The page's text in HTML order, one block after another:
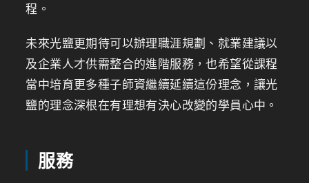
程。
未來光鹽更期待可以辦理職涯規劃、就業建議以
及企業人才供需整合的進階服務，也希望從課程
當中培育更多種子師資繼續延續這份理念，讓光
鹽的理念深根在有理想有決心改變的學員心中。
服務